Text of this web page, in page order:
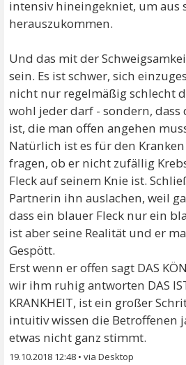
intensiv hineingekniet, um aus
herauszukommen.
Und das mit der
sein. Es ist schwer, sich
nicht nur regelmäßig schlecht
wohl jeder darf - sondern, dass
ist, die man offen angehen
Natürlich ist es für den
fragen, ob er nicht zufällig
Fleck auf seinem Knie ist.
Partnerin ihn auslachen, weil
dass ein blauer Fleck nur ein
ist aber seine Realität und er
Gespött.
Erst wenn er offen sagt DAS
wir ihm ruhig antworten DAS
KRANKHEIT, ist ein großer
intuitiv wissen die Betroffenen
etwas nicht ganz stimmt.
19.10.2018 12:48 •